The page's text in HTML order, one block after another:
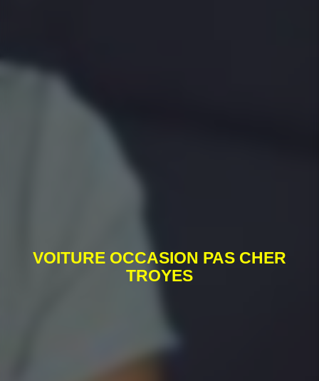
VOITURE OCCASION PAS CHER
TROYES